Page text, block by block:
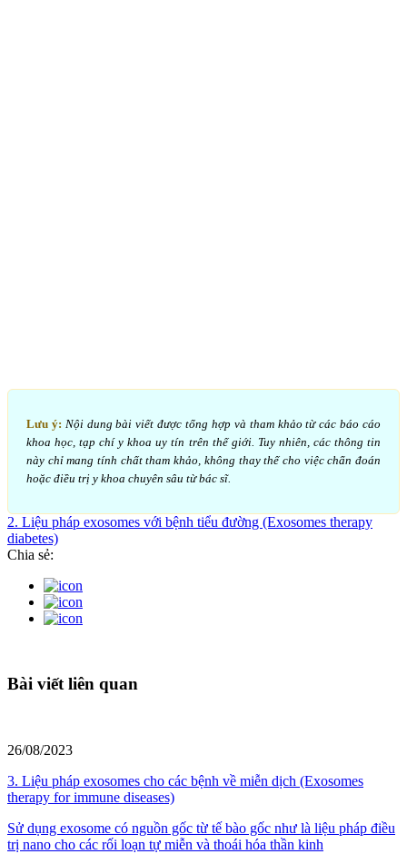
Lưu ý: Nội dung bài viết được tổng hợp và tham khảo từ các báo cáo
khoa học, tạp chí y khoa uy tín trên thế giới. Tuy nhiên, các thông tin
này chỉ mang tính chất tham khảo, không thay thế cho việc chẩn đoán
hoặc điều trị y khoa chuyên sâu từ bác sĩ.
2. Liệu pháp exosomes với bệnh tiểu đường (Exosomes therapy
diabetes)
Chia sẻ:
Bài viết liên quan
26/08/2023
3. Liệu pháp exosomes cho các bệnh về miễn dịch (Exosomes
therapy for immune diseases)
Sử dụng exosome có nguồn gốc từ tế bào gốc như là liệu pháp điều
trị nano cho các rối loạn tự miễn và thoái hóa thần kinh